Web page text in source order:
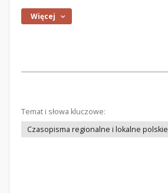
Więcej
Temat i słowa kluczowe:
Czasopisma regionalne i lokalne polskie